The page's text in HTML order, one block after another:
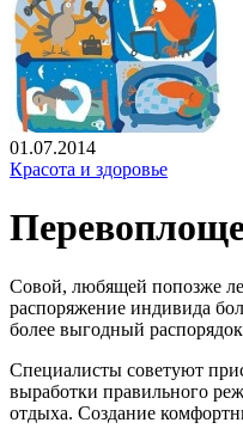
01.07.2014
Красота и здоровье
Совой, любящей попозже
распоряжение индивида
более выгодный
Специалисты советуют
выработки правильного
отдыха. Создание